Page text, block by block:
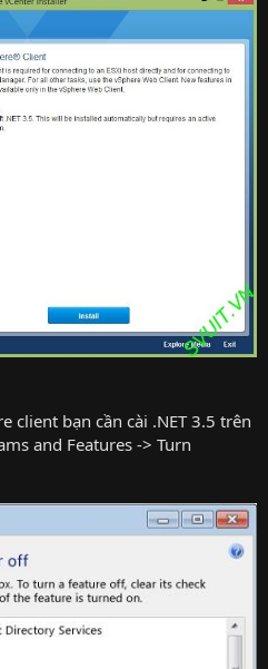
client bạn cần cài .NET 3.5 trên
and Features -> Turn